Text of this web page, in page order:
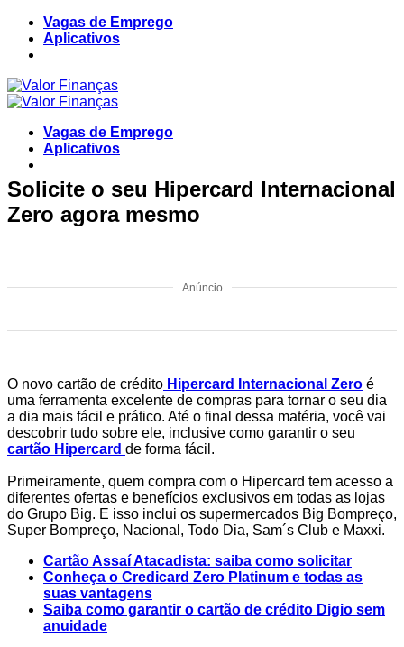
Skip
content
Vagas de Emprego
Aplicativos
Vagas de Emprego
Aplicativos
Solicite o seu Hipercard Internacional
Zero agora mesmo
Anúncio
O novo cartão de crédito Hipercard Internacional Zero é
uma ferramenta excelente de compras para tornar o seu dia
a dia mais fácil e prático. Até o final dessa matéria, você vai
descobrir tudo sobre ele, inclusive como garantir o seu
cartão Hipercard de forma fácil.
Primeiramente, quem compra com o Hipercard tem acesso a
diferentes ofertas e benefícios exclusivos em todas as lojas
do Grupo Big. E isso inclui os supermercados Big Bompreço,
Super Bompreço, Nacional, Todo Dia, Sam´s Club e Maxxi.
Cartão Assaí Atacadista: saiba como solicitar
Conheça o Credicard Zero Platinum e todas as
suas vantagens
Saiba como garantir o cartão de crédito Digio sem
anuidade